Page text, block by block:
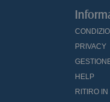
PRIVACY
HELP
RITIRO